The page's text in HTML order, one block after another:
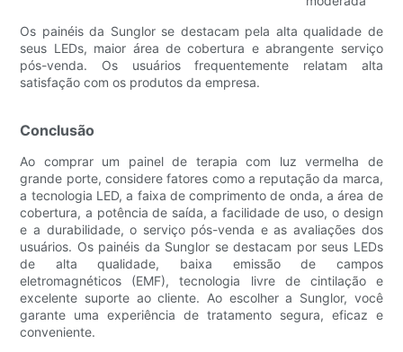
Os painéis da Sunglor se destacam pela alta qualidade de
seus LEDs, maior área de cobertura e abrangente serviço
pós-venda. Os usuários frequentemente relatam alta
satisfação com os produtos da empresa.
Conclusão
Ao comprar um painel de terapia com luz vermelha de
grande porte, considere fatores como a reputação da marca,
a tecnologia LED, a faixa de comprimento de onda, a área de
cobertura, a potência de saída, a facilidade de uso, o design
e a durabilidade, o serviço pós-venda e as avaliações dos
usuários. Os painéis da Sunglor se destacam por seus LEDs
de alta qualidade, baixa emissão de campos
eletromagnéticos (EMF), tecnologia livre de cintilação e
excelente suporte ao cliente. Ao escolher a Sunglor, você
garante uma experiência de tratamento segura, eficaz e
conveniente.